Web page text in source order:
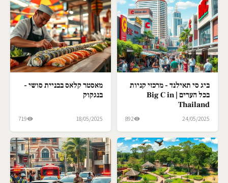
ביג סי תאילנד - מרכזי קניות
בכל הערים | Big C in
Thailand
24/05/2025
892
מאסטר קלאס בבניית סושי -
בנגקוק
18/05/2025
719